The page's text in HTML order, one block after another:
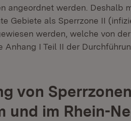
angeordnet werden. Deshalb
Gebiete als Sperrzone II
werden, welche von der
Anhang I Teil II der
von
und im Rhein-